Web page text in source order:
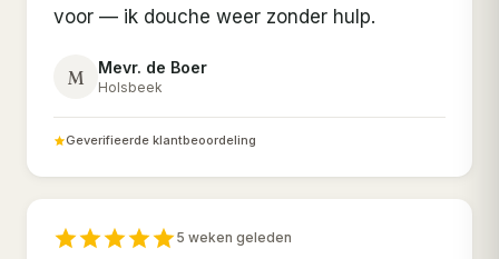
voor — ik douche weer zonder hulp.
M Mevr. de Boer
Holsbeek
Geverifieerde klantbeoordeling
5 weken geleden